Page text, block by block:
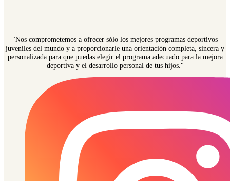
"Nos comprometemos a ofrecer sólo los mejores programas deportivos
juveniles del mundo y a proporcionarle una orientación completa, sincera y
personalizada para que puedas elegir el programa adecuado para la mejora
deportiva y el desarrollo personal de tus hijos."